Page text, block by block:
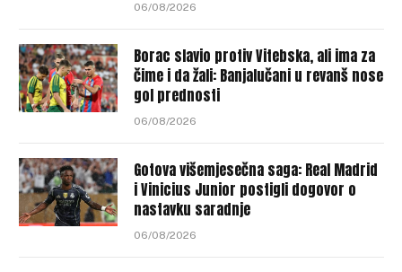
06/08/2026
Borac slavio protiv Vitebska, ali ima za
čime i da žali: Banjalučani u revanš nose
gol prednosti
06/08/2026
Gotova višemjesečna saga: Real Madrid
i Vinicius Junior postigli dogovor o
nastavku saradnje
06/08/2026